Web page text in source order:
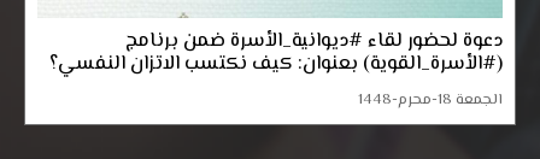
دعوة لحضور لقاء #ديوانية_الأسرة ضمن برنامج
(#الأسرة_القوية) بعنوان: كيف نكتسب الاتزان النفسي؟
الجمعة 18-محرم-1448